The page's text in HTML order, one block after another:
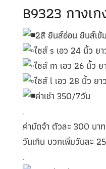
B9323 กางเ
2สี ยีนส์อ่อน ยีนส์เข้ม
ไซส์ s เอว 24 นิ้ว ย
ไซส์ m เอว 26 นิ้ว
ไซส์ l เอว 28 นิ้ว ยา
ค่าเช่า 350/7วัน
.
ค่ามัดจำ ตัวละ 300 บาท
วันเกิน บวกเพิ่มวันละ
.